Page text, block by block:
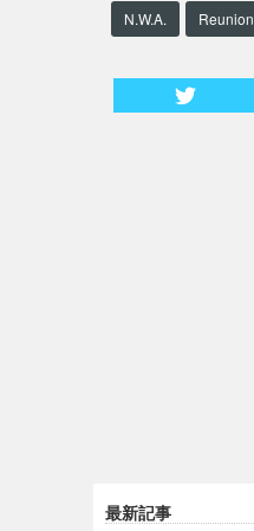
N.W.A. Reunion
最新記事